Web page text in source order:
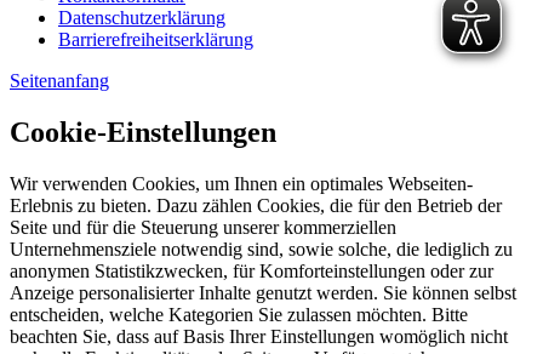
Datenschutzerklärung
Barrierefreiheitserklärung
Seitenanfang
Cookie-Einstellungen
Wir verwenden Cookies, um Ihnen ein optimales Webseiten-
Erlebnis zu bieten. Dazu zählen Cookies, die für den Betrieb der
Seite und für die Steuerung unserer kommerziellen
Unternehmensziele notwendig sind, sowie solche, die lediglich zu
anonymen Statistikzwecken, für Komforteinstellungen oder zur
Anzeige personalisierter Inhalte genutzt werden. Sie können selbst
entscheiden, welche Kategorien Sie zulassen möchten. Bitte
beachten Sie, dass auf Basis Ihrer Einstellungen womöglich nicht